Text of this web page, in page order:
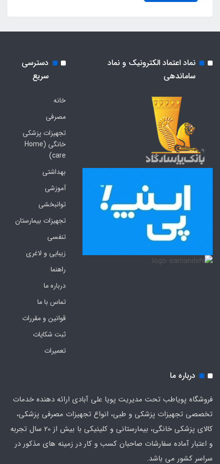
نماد اعتماد الکترونیک و نماد
ساماندهی
دسترسی
سریع
خانه
مصرفی
تجهیزات پزشکی
خانگی (Home
care)
بهداشتی
آموزشی
توانبخشی
تجهیزات بیمارستان
تنفسی
زیبایی و لاغری
راهنما
درباره ما
تماس با ما
قوانین و مقررات
ثبت شکایات
تعمیرات
درباره ما
فروشگاه پویاطب تحت مدیریت پویا علی آبادی ارائه دهنده خدمات
تخصصی تجهیزات پزشکی و طبی، انواع تجهیزات مصرفی پزشکی،
کالای پزشکی خانگی، بیمارستانی و کلینیکی با بیش از 20 سال تجربه
و اعتبار آماده سفارشات صاحبان کسب و کار در زمینه های مذکور در
سراسر کشور می باشد.